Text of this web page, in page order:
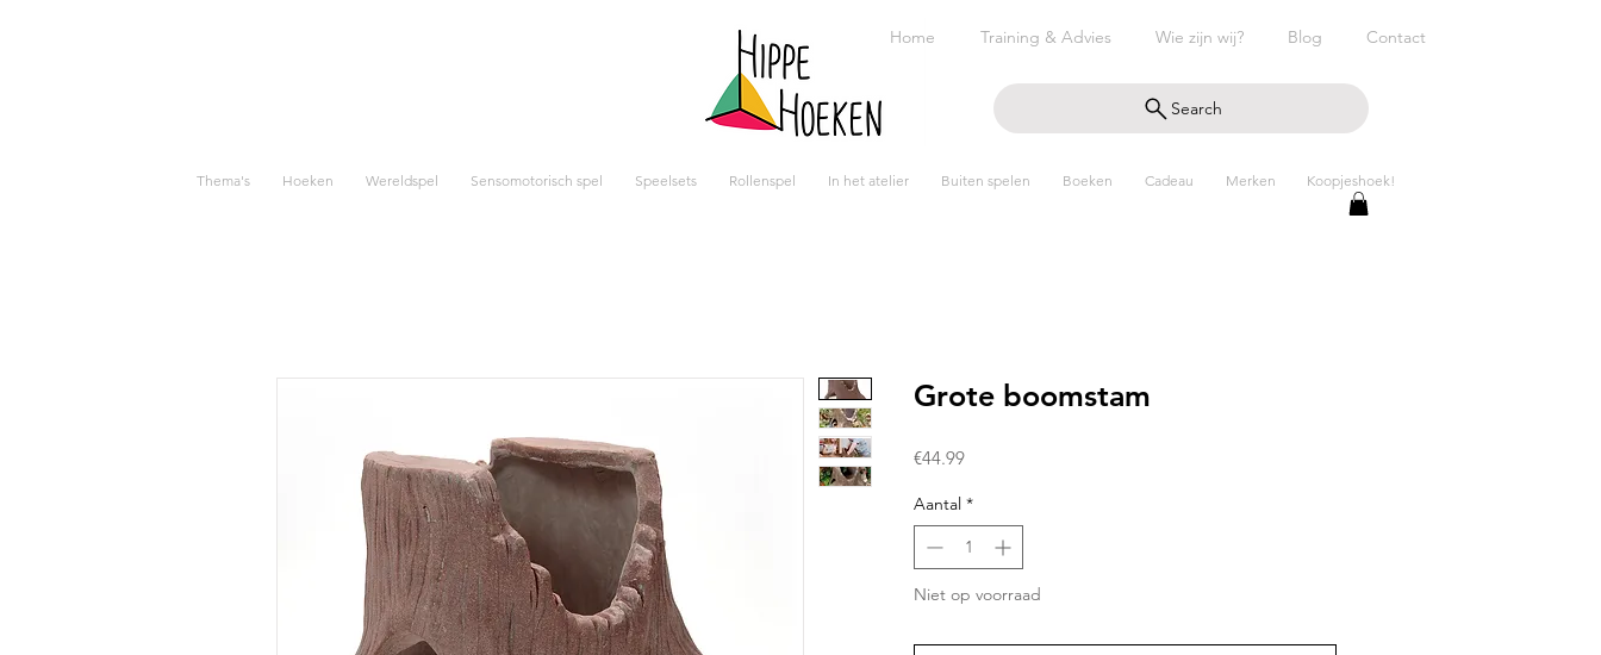
Home Training & Advies Wie zijn wij? Blog Contact
Search
Thema's Hoeken Wereldspel Sensomotorisch spel Speelsets Rollenspel In het atelier Buiten spelen Boeken Cadeau Merken Koopjeshoek!
Grote boomstam
€44.99Prijs
Aantal *
Niet op voorraad